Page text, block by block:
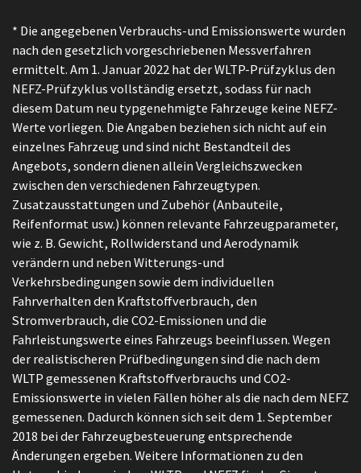
* Die angegebenen Verbrauchs-und Emissionswerte wurden
nach den gesetzlich vorgeschriebenen Messverfahren
ermittelt. Am 1. Januar 2022 hat der WLTP-Prüfzyklus den
NEFZ-Prüfzyklus vollständig ersetzt, sodass für nach
diesem Datum neu typgenehmigte Fahrzeuge keine NEFZ-
Werte vorliegen. Die Angaben beziehen sich nicht auf ein
einzelnes Fahrzeug und sind nicht Bestandteil des
Angebots, sondern dienen allein Vergleichszwecken
zwischen den verschiedenen Fahrzeugtypen.
Zusatzausstattungen und Zubehör (Anbauteile,
Reifenformat usw.) können relevante Fahrzeugparameter,
wie z. B. Gewicht, Rollwiderstand und Aerodynamik
verändern und neben Witterungs-und
Verkehrsbedingungen sowie dem individuellen
Fahrverhalten den Kraftstoffverbrauch, den
Stromverbrauch, die CO2-Emissionen und die
Fahrleistungswerte eines Fahrzeugs beeinflussen. Wegen
der realistischeren Prüfbedingungen sind die nach dem
WLTP gemessenen Kraftstoffverbrauchs und CO2-
Emissionswerte in vielen Fällen höher als die nach dem NEFZ
gemessenen. Dadurch können sich seit dem 1. September
2018 bei der Fahrzeugbesteuerung entsprechende
Änderungen ergeben. Weitere Informationen zu den